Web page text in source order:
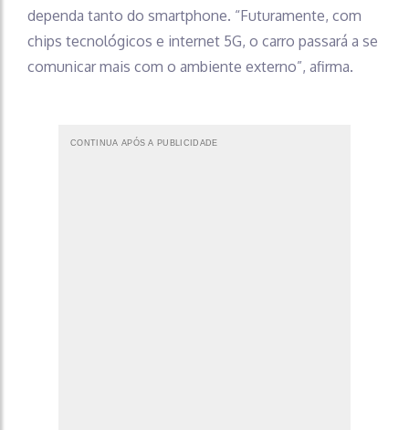
dependa tanto do smartphone. “Futuramente, com
chips tecnológicos e internet 5G, o carro passará a se
comunicar mais com o ambiente externo”, afirma.
CONTINUA APÓS A PUBLICIDADE